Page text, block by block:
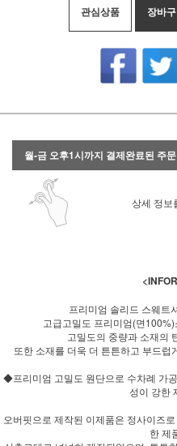
관심상품 장바
월-금 오후1시까지 결제완료된 주
상세 정보
프리미엄 솔리드 스웨트
고급고밀도 프리미엄(면
고밀도의 중량과 소재의
또한 소재를 더욱 더 튼튼하고 부드
◆프리미엄 고밀도 원단으로 수차례 가
성이 강한
오버핏으로 제작된 이제품은 정사이즈
한 제